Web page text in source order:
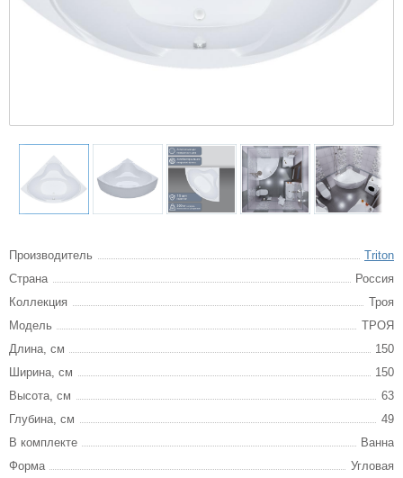
Производитель
Triton
Страна
Россия
Коллекция
Троя
Модель
ТРОЯ
Длина, см
150
Ширина, см
150
Высота, см
63
Глубина, см
49
В комплекте
Ванна
Форма
Угловая